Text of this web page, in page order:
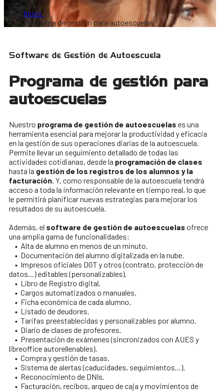
Inicio
Programa de gestión para autoescuelas
Software de Gestión de Autoescuela
Programa de gestión para
autoescuelas
Nuestro programa de gestión de autoescuelas es una
herramienta esencial para mejorar la productividad y eficacia
en la gestión de sus operaciones diarias de la autoescuela.
Permite llevar un seguimiento detallado de todas las
actividades cotidianas, desde la programación de clases
hasta la gestión de los registros de los alumnos y la
facturación. Y, como responsable de la autoescuela tendrá
acceso a toda la información relevante en tiempo real, lo que
le permitirá planificar nuevas estrategias para mejorar los
resultados de su autoescuela.
Además, el software de gestión de autoescuelas ofrece
una amplia gama de funcionalidades:
• Alta de alumno en menos de un minuto.
• Documentación del alumno digitalizada en la nube.
• Impresos oficiales DGT y otros (contrato, protección de
datos…) editables (personalizables).
• Libro de Registro digital.
• Cargos automatizados o manuales.
• Ficha económica de cada alumno.
• Listado de deudores.
• Tarifas preestablecidas y personalizables por alumno.
• Diario de clases de profesores.
• Presentación de exámenes (sincronizados con AUES y
libreoffice autorellenables).
• Compra y gestión de tasas.
• Sistema de alertas (caducidades, seguimientos…).
• Reconocimiento de DNIs.
• Facturación, recibos, arqueo de caja y movimientos de